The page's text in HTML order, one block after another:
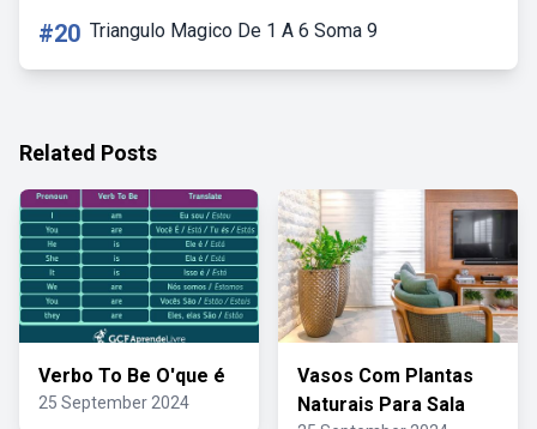
#20 Triangulo Magico De 1 A 6 Soma 9
Related Posts
Verbo To Be O'que é
25 September 2024
Vasos Com Plantas
Naturais Para Sala